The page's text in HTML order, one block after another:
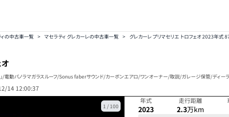
の中古車一覧 > マセラティ グレカーレの中古車一覧 > グレカーレ プリマセリエ トロフェオ 2023年式
/電動パノラマガラスルーフ/Sonus faberサウンド/カーボンエアロ/ワンオーナー/取説/ガレージ保管/ディー
14 12:00:37
1 / 100
年式
2023
走行距離
2.3万km